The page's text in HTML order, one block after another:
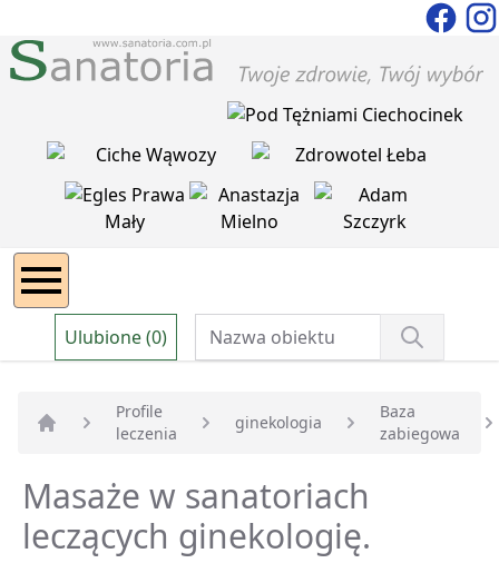
Ulubione (0)
Strona główna
Profile
leczenia
ginekologia
Baza
zabiegowa
Masaże w sanatoriach
leczących ginekologię.